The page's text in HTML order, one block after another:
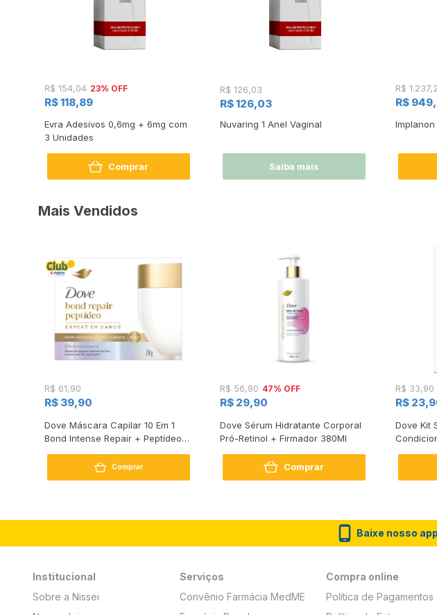
R$ 154,04 23% OFF
R$ 118,89
Evra Adesivos 0,6mg + 6mg com
3 Unidades
Comprar
R$ 126,03
R$ 126,03
Nuvaring 1 Anel Vaginal
Saiba mais
R$
R$
Implanon
Mais Vendidos
R$ 61,90
R$ 39,90
Dove Máscara Capilar 10 Em 1
Bond Intense Repair + Peptídeo
Comprar
R$ 56,90 47% OFF
R$ 29,90
Dove Sérum Hidratante Corporal
Pró-Retinol + Firmador 380Ml
Comprar
R$ 33,90
R$
Dove Kit
Baixe nosso app
Institucional
Sobre a Nissei
Serviços
Convênio Farmácia MedME
Compra online
Política de Pagamentos